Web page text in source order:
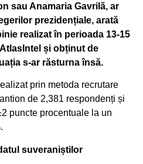
sau Anamaria Gavrilă, ar
prezidențiale, arată
realizat în perioada 13-15
și obținut de
s-ar răsturna însă.
prin metoda recrutare
de 2,381 respondenți și
puncte procentuale la un
suveraniștilor